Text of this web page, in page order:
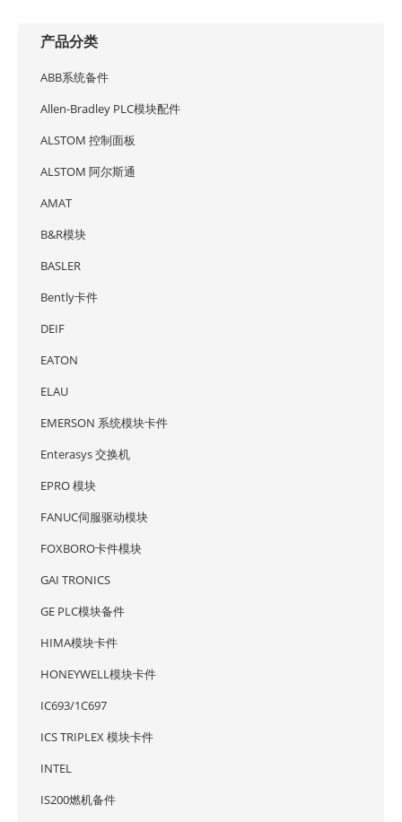
产品分类
ABB系统备件
Allen-Bradley PLC模块配件
ALSTOM 控制面板
ALSTOM 阿尔斯通
AMAT
B&R模块
BASLER
Bently卡件
DEIF
EATON
ELAU
EMERSON 系统模块卡件
Enterasys 交换机
EPRO 模块
FANUC伺服驱动模块
FOXBORO卡件模块
GAI TRONICS
GE PLC模块备件
HIMA模块卡件
HONEYWELL模块卡件
IC693/1C697
ICS TRIPLEX 模块卡件
INTEL
IS200燃机备件